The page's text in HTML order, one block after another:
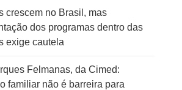
crescem no Brasil, mas
dos programas dentro das
exige cautela
Felmanas, da Cimed:
familiar não é barreira para